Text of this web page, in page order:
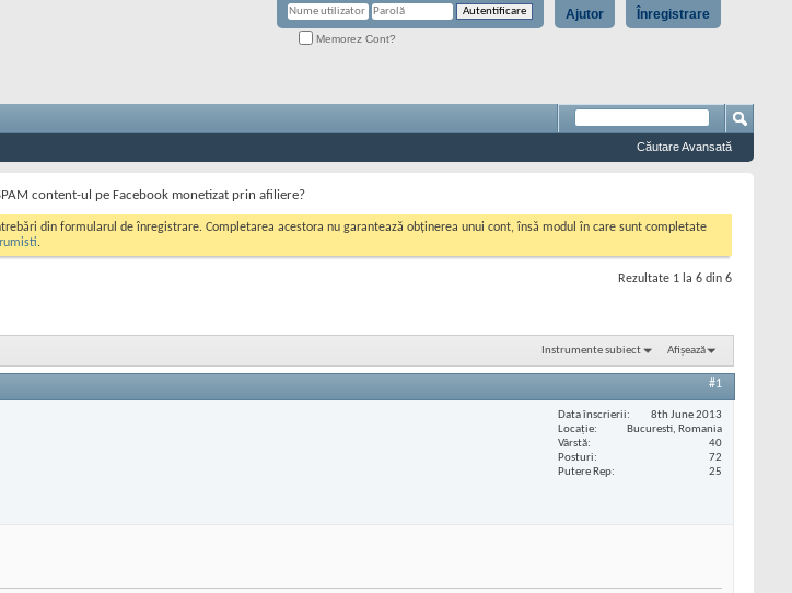
Înregistrare
Ajutor
Memorez Cont?
Căutare Avansată
content-ul pe Facebook monetizat prin afiliere?
din formularul de înregistrare. Completarea acestora nu garantează obținerea unui cont, însă modul în care sunt completate
.
Rezultate 1 la 6 din 6
Instrumente subiect Afișează
#1
Data înscrierii
8th June 2013
Locaţie
Bucuresti, Romania
Vârstă
40
Posturi
72
Putere Rep
25